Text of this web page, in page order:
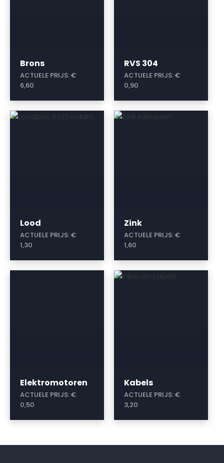
Brons
ACTUELE PRIJS:€
6,60
RVS 304
ACTUELE PRIJS:€
0,90
Lood
ACTUELE PRIJS:€
1,30
a
Zink
ACTUELE PRIJS:€
1,60
a
Elektromotoren
ACTUELE PRIJS:€
0,50
Kabels
ACTUELE PRIJS:€
3,20
a